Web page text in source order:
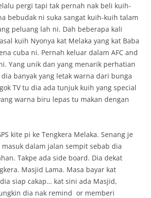
pergi tapi tak pernah nak beli kuih-
bebudak ni suka sangat kuih-kuih talam
peluang lah ni. Dah beberapa kali
kuih Nyonya kat Melaka yang kat Baba
cuba ni. Pernah keluar dalam AFC and
Yang unik dan yang menarik perhatian
banyak yang letak warna dari bunga
TV tu dia ada tunjuk kuih yang special
warna biru lepas tu makan dengan
kite pi ke Tengkera Melaka. Senang je
dalam jalan sempit sebab dia
Takpe ada side board. Dia dekat
Masjid Lama. Masa bayar kat
siap cakap… kat sini ada Masjid,
dia nak remind or memberi